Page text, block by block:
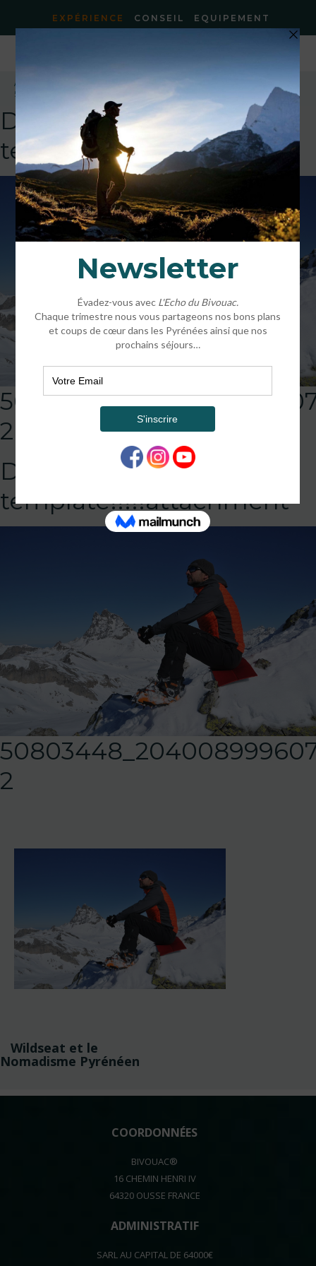
EXPÉRIENCE CONSEIL EQUIPEMENT
Accueil Wildseat et le Nomadisme Pyrénéen
50803448_2040089996074052_7945829251540844544_o-2
DEFAULT
template!!!!!attachment
2
DEFAULT
template!!!!!attachment
2
Navigation
de
l’article
Wildseat et le
Nomadisme Pyrénéen
COORDONNÉES
BIVOUAC®
16 CHEMIN HENRI IV
64320 OUSSE FRANCE
ADMINISTRATIF
SARL AU CAPITAL DE 64000€